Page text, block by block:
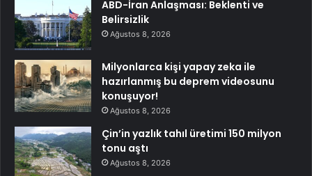
ABD-İran Anlaşması: Beklenti ve
Belirsizlik
Ağustos 8, 2026
Milyonlarca kişi yapay zeka ile
hazırlanmış bu deprem videosunu
konuşuyor!
Ağustos 8, 2026
Çin’in yazlık tahıl üretimi 150 milyon
tonu aştı
Ağustos 8, 2026